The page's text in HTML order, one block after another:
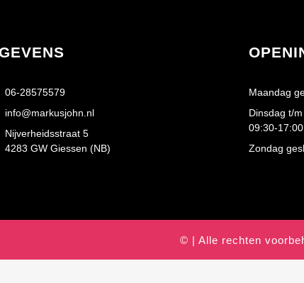
06-28575579
info@markusjohn.nl
Nijverheidsstraat 5
4283 GW Giessen (NB)
Maandag
Dinsdag t/
09:30-17:00
Zondag
© | Alle rechten